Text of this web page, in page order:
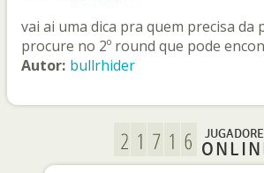
vai ai uma dica pra quem precisa da
procure no 2º round que pode
Autor: bullrhider